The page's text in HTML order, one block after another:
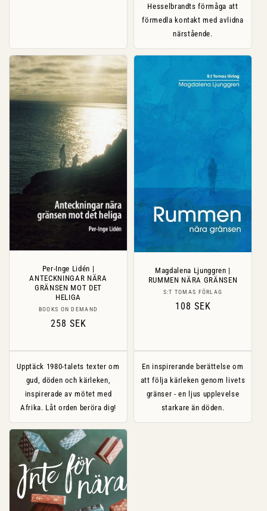
Hesselbrandts förmåga att
förmedla kontakt med avlidna
närstående.
Per-Inge Lidén |
ANTECKNINGAR NÄRA
GRÄNSEN MOT DET
HELIGA
Säljare:
BOOKS ON DEMAND
Ordinarie
258 SEK
Upptäck 1980-talets texter om
gud, döden och kärleken,
inspirerade av mötet med
Afrika. Låt orden beröra dig!
Magdalena Ljunggren |
RUMMEN NÄRA GRÄNSEN
Säljare:
S:T TOMAS FÖRLAG
Ordinarie
108 SEK
En inspirerande berättelse om
att följa kärleken genom livets
gränser - en ljus upplevelse
starkare än döden.